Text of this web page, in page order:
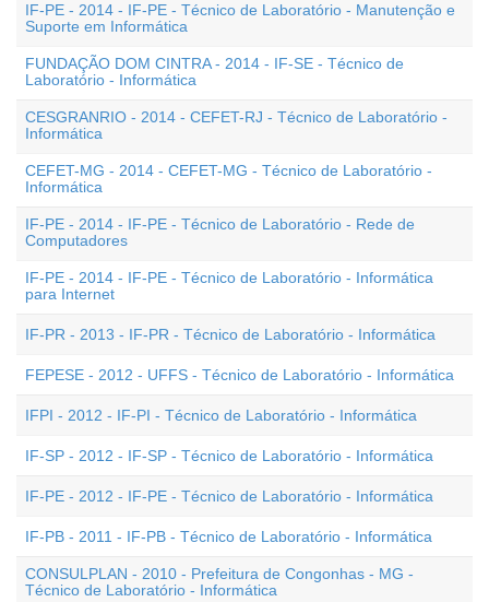
IF-PE - 2014 - IF-PE - Técnico de Laboratório - Manutenção e
Suporte em Informática
FUNDAÇÃO DOM CINTRA - 2014 - IF-SE - Técnico de
Laboratório - Informática
CESGRANRIO - 2014 - CEFET-RJ - Técnico de Laboratório -
Informática
CEFET-MG - 2014 - CEFET-MG - Técnico de Laboratório -
Informática
IF-PE - 2014 - IF-PE - Técnico de Laboratório - Rede de
Computadores
IF-PE - 2014 - IF-PE - Técnico de Laboratório - Informática
para Internet
IF-PR - 2013 - IF-PR - Técnico de Laboratório - Informática
FEPESE - 2012 - UFFS - Técnico de Laboratório - Informática
IFPI - 2012 - IF-PI - Técnico de Laboratório - Informática
IF-SP - 2012 - IF-SP - Técnico de Laboratório - Informática
IF-PE - 2012 - IF-PE - Técnico de Laboratório - Informática
IF-PB - 2011 - IF-PB - Técnico de Laboratório - Informática
CONSULPLAN - 2010 - Prefeitura de Congonhas - MG -
Técnico de Laboratório - Informática